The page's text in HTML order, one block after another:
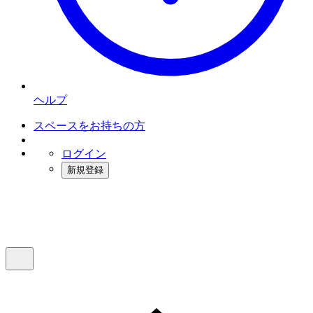
ヘルプ
スペースをお持ちの方
ログイン
新規登録